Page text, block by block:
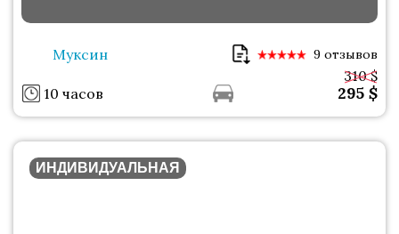
Муксин 9 отзывов
10 часов 295 $
310 $
ИНДИВИДУАЛЬНАЯ